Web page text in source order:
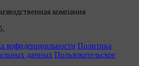
компания
кофиденциальности Политика
данных Пользовательское